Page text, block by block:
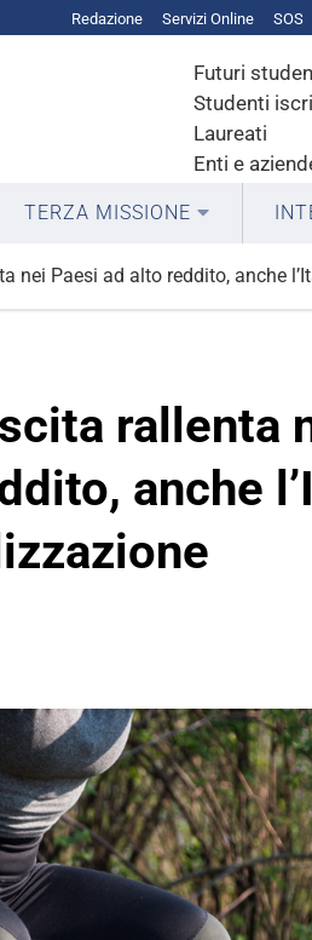
Redazione Servizi Online SOS
Futuri
Studenti
Laureati
Enti e
TERZA MISSIONE
nei Paesi ad alto reddito, anche
rallenta
anche